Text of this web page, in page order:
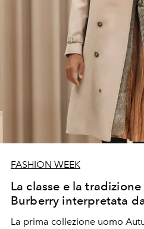
FASHION WEEK
La classe e la
Burberry interpretata
La prima collezione uomo